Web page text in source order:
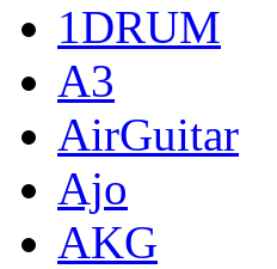
1DRUM
A3
AirGuitar
Ajo
AKG